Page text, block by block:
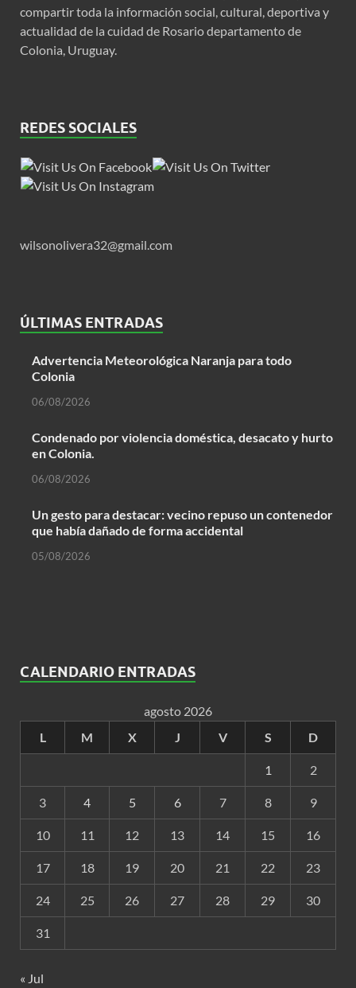
compartir toda la información social, cultural, deportiva y
actualidad de la cuidad de Rosario departamento de
Colonia, Uruguay.
REDES SOCIALES
wilsonolivera32@gmail.com
ÚLTIMAS ENTRADAS
Advertencia Meteorológica Naranja para todo
Colonia
06/08/2026
Condenado por violencia doméstica, desacato y hurto
en Colonia.
06/08/2026
Un gesto para destacar: vecino repuso un contenedor
que había dañado de forma accidental
05/08/2026
CALENDARIO ENTRADAS
agosto 2026
L
M X J V S D
1 2
3 4 5 6 7 8 9
10 11 12 13 14 15 16
17 18 19 20 21 22 23
24 25 26 27 28 29 30
31
« Jul